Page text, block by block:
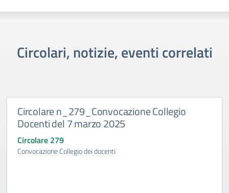
Circolari, notizie, eventi correlati
Circolare n_279_Convocazione Collegio
Docenti del 7 marzo 2025
Circolare 279
Convocazione Collegio dei docenti